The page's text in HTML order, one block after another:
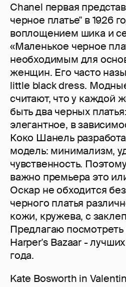
Chanel первая
черное платье" в 1926
воплощением шика и
«Маленькое черное
необходимым для
женщин. Его часто
little black dress.
считают, что у
быть два черных
элегантное, в
Коко Шанель
модель: минимализм,
чувственность.
важно премьера это
Оскар не обходится
черного платья
кожи, кружева, с
Предлагаю
Harper's Bazaar -
года.
Kate Bosworth in